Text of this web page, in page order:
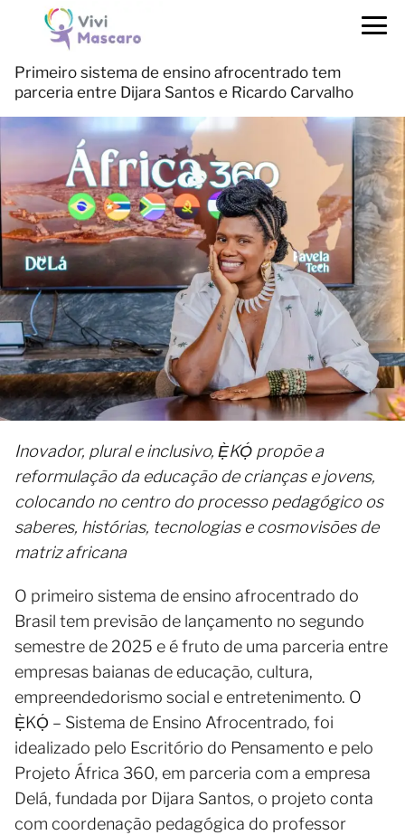
Primeiro sistema de ensino afrocentrado tem
parceria entre Dijara Santos e Ricardo Carvalho
Inovador, plural e inclusivo, Ẹ̀KỌ́ propõe a
reformulação da educação de crianças e jovens,
colocando no centro do processo pedagógico os
saberes, histórias, tecnologias e cosmovisões de
matriz africana
O primeiro sistema de ensino afrocentrado do
Brasil tem previsão de lançamento no segundo
semestre de 2025 e é fruto de uma parceria entre
empresas baianas de educação, cultura,
empreendedorismo social e entretenimento. O
Ẹ̀KỌ́ – Sistema de Ensino Afrocentrado, foi
idealizado pelo Escritório do Pensamento e pelo
Projeto África 360, em parceria com a empresa
Delá, fundada por Dijara Santos, o projeto conta
com coordenação pedagógica do professor